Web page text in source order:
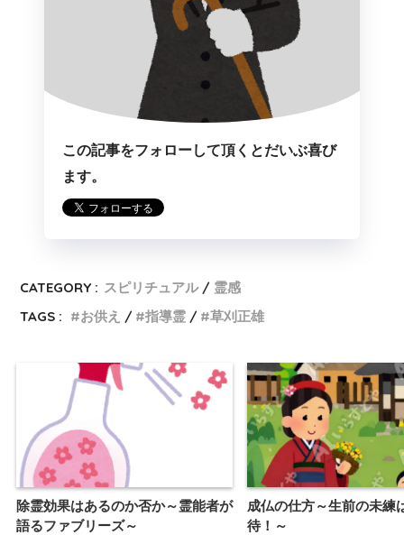
この記事をフォローして頂くとだいぶ喜び
ます。
CATEGORY : スピリチュアル
霊感
TAGS :
お供え 指導霊 草刈正雄
除霊効果はあるのか否か～霊能者が
語るファブリーズ～
成仏の仕方～生前の未練
待！～